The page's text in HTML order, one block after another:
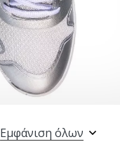
Εμφάνιση όλων